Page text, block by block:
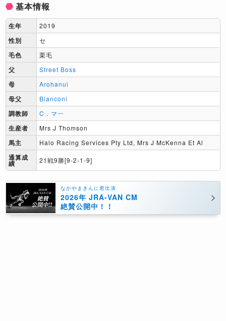
基本情報
生年 2019
性別 セ
毛色 栗毛
父 Street Boss
母 Arohanui
母父 Bianconi
調教師 C．マー
生産者 Mrs J Thomson
馬主 Halo Racing Services Pty Ltd, Mrs J McKenna Et Al
通算成
績 21戦9勝[9-2-1-9]
なかやまきんに君出演
2026年 JRA-VAN CM
絶賛公開中！！